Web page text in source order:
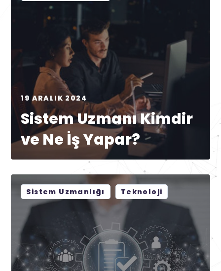
19 ARALIK 2024
Sistem Uzmanı Kimdir
ve Ne İş Yapar?
Sistem Uzmanlığı Teknoloji